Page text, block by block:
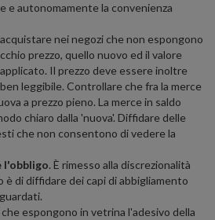
e autonomamente la convenienza
nei negozi che non espongono
prezzo, quello nuovo ed il valore
Il prezzo deve essere inoltre
leggibile. Controllare che fra la merce
a prezzo pieno. La merce in saldo
chiaro dalla 'nuova'. Diffidare delle
che non consentono di vedere la
l'obbligo. È rimesso alla discrezionalità
è di diffidare dei capi di abbigliamento
che espongono in vetrina l'adesivo della